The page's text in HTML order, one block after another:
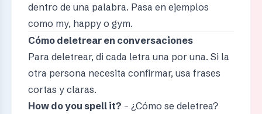
dentro de una palabra. Pasa en ejemplos
como my, happy o gym.
Cómo deletrear en conversaciones
Para deletrear, di cada letra una por una. Si la
otra persona necesita confirmar, usa frases
cortas y claras.
How do you spell it? – ¿Cómo se deletrea?